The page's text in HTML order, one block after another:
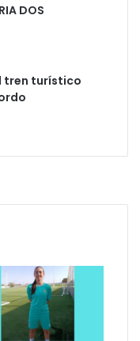
DOS
tren turístico